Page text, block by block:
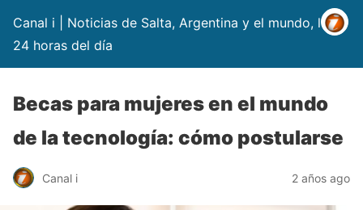
Canal i | Noticias de Salta, Argentina y el mundo, las
24 horas del día
Becas para mujeres en el mundo
de la tecnología: cómo postularse
Canal i 2 años ago